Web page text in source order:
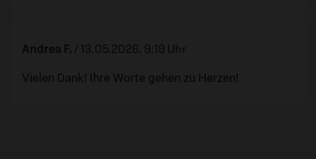
Andrea F. / 13.05.2026, 9:19 Uhr
Vielen Dank! Ihre Worte gehen zu Herzen!